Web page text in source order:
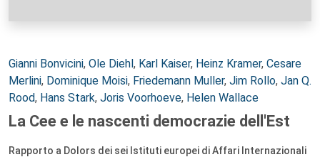
Autori:
Gianni Bonvicini, Ole Diehl, Karl Kaiser, Heinz Kramer, Cesare
Merlini, Dominique Moisi, Friedemann Muller, Jim Rollo, Jan Q.
Rood, Hans Stark, Joris Voorhoeve, Helen Wallace
La Cee e le nascenti democrazie dell'Est
Rapporto a Dolors dei sei Istituti europei di Affari Internazionali